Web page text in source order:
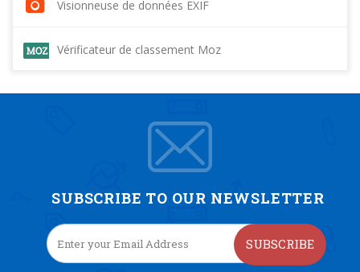
Visionneuse de données EXIF
Vérificateur de classement Moz
SUBSCRIBE TO OUR NEWSLETTER
SUBSCRIBE